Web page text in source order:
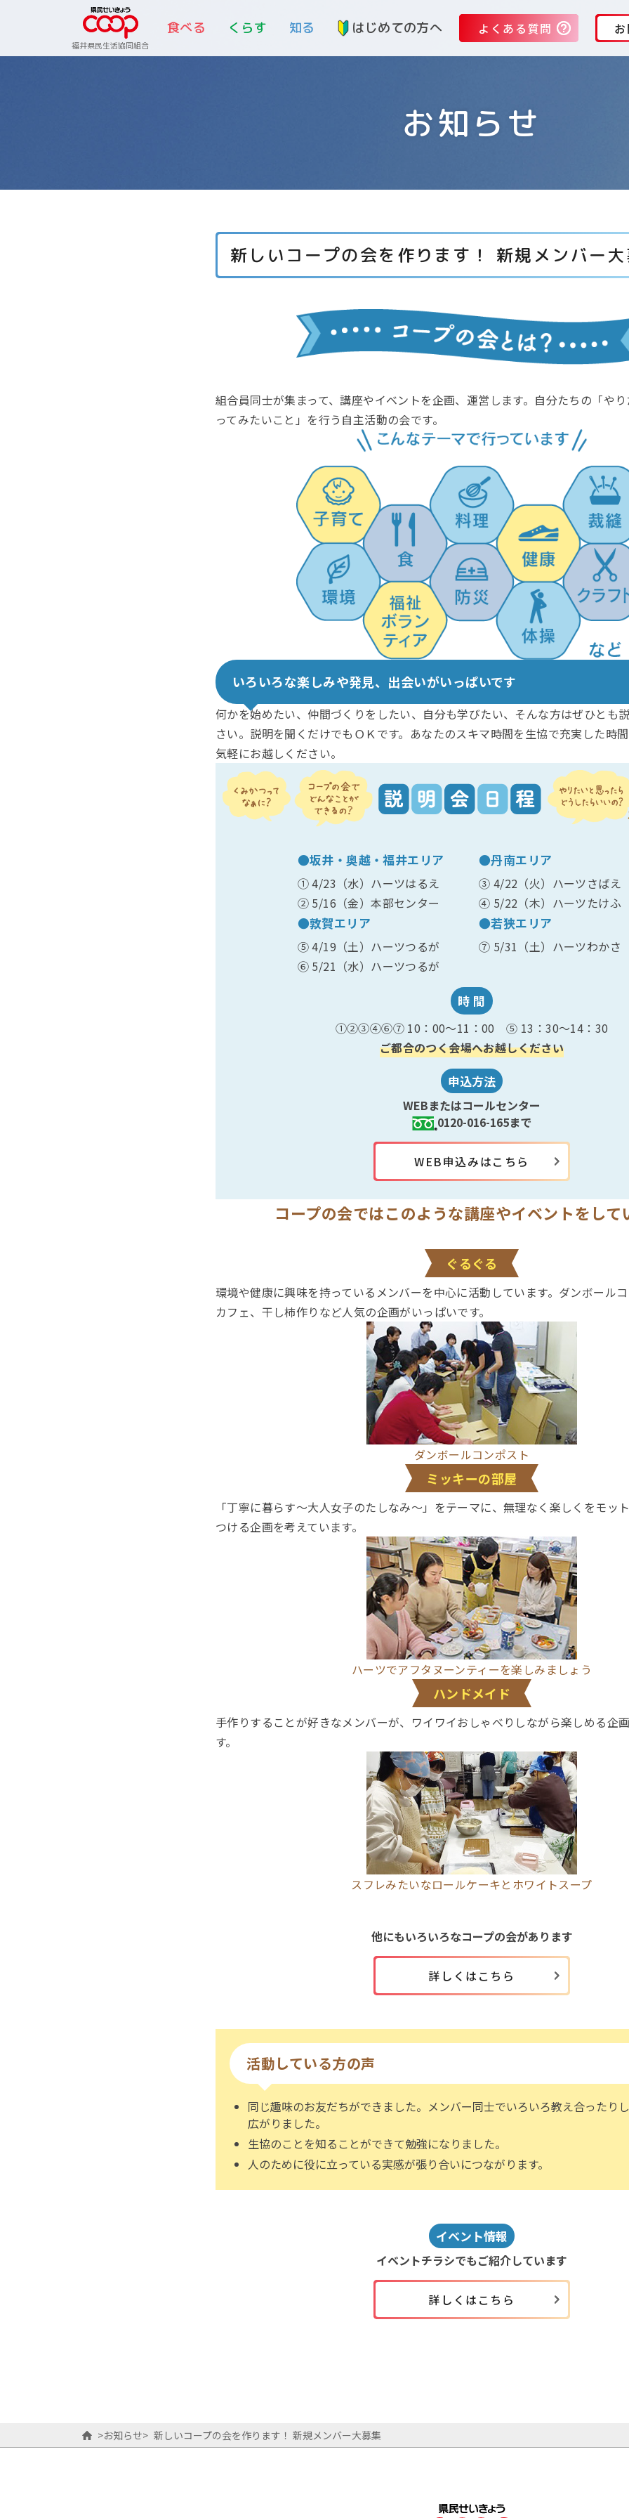
福井県民生活協同組合
食べる くらす 知る はじめての方へ よくある質問
お知らせ
新しいコープの会を作ります！ 新規メンバー
組合員同士が集まって、講座やイベントを企画、運営します。自分たちの「や
ってみたいこと」を行う自主活動の会です。
いろいろな楽しみや発見、出会いがいっぱいです
何かを始めたい、仲間づくりをしたい、自分も学びたい、そんな方はぜひとも
さい。説明を聞くだけでもＯＫです。あなたのスキマ時間を生協で充実した時
気軽にお越しください。
●坂井・奥越・福井エリア
① 4/23（水）ハーツはるえ
② 5/16（金）本部センター
●丹南エリア
③ 4/22（火）ハーツさばえ
④ 5/22（木）ハーツたけふ
●敦賀エリア
⑤ 4/19（土）ハーツつるが
⑥ 5/21（水）ハーツつるが
●若狭エリア
⑦ 5/31（土）ハーツわかさ
時 間
①②③④⑥⑦ 10：00～11：00⑤ 13：30～14：30
ご都合のつく会場へお越しください
申込方法
WEBまたはコールセンター
0120-016-165まで
WEB申込みはこちら
コープの会ではこのような講座やイベントをして
ぐるぐる
環境や健康に興味を持っているメンバーを中心に活動しています。ダンボール
カフェ、干し柿作りなど人気の企画がいっぱいです。
ダンボールコンポスト
ミッキーの部屋
「丁寧に暮らす～大人女子のたしなみ～」をテーマに、無理なく楽しくをモッ
つける企画を考えています。
ハーツでアフタヌーンティーを楽しみましょう
ハンドメイド
手作りすることが好きなメンバーが、ワイワイおしゃべりしながら楽しめる企
す。
スフレみたいなロールケーキとホワイトスープ
他にもいろいろなコープの会があります
詳しくはこちら
活動している方の声
同じ趣味のお友だちができました。メンバー同士でいろいろ教え合ったり
広がりました。
生協のことを知ることができて勉強になりました。
人のために役に立っている実感が張り合いにつながります。
イベント情報
イベントチラシでもご紹介しています
詳しくはこちら
>お知らせ> 新しいコープの会を作ります！ 新規メンバー大募集